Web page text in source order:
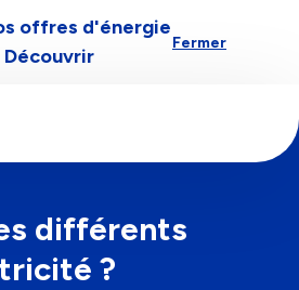
au contenuAller au pied-de-page
offres d'énergie
Découvrir
Fermer
différents
?